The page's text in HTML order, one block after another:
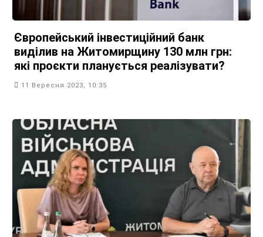
Європейський інвестиційний банк
виділив на Житомирщину 130 млн грн:
які проєкти планується реалізувати?
11 Вересня 2023, 10:35